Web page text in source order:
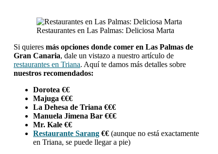
Restaurantes en Las Palmas: Deliciosa Marta
Si quieres más opciones donde comer en Las Palmas de
Gran Canaria, dale un vistazo a nuestro artículo de
restaurantes en Triana. Aquí te damos más detalles sobre
nuestros recomendados:
Dorotea €€
Majuga €€€
La Dehesa de Triana €€€
Manuela Jimena Bar €€€
Mr. Kale €€
Restaurante Sarang €€ (aunque no está exactamente
en Triana, se puede llegar a pie)